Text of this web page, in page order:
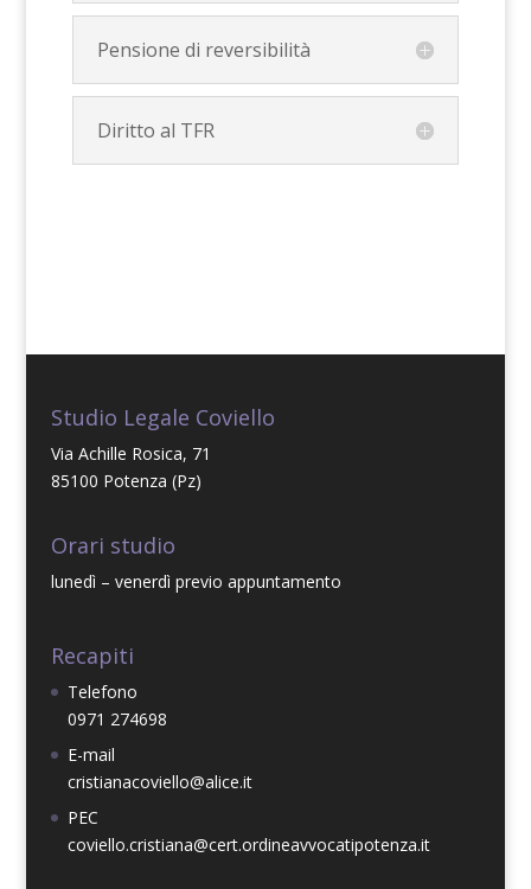
Pensione di reversibilità
Diritto al TFR
Studio Legale Coviello
Via Achille Rosica, 71
85100 Potenza (Pz)
Orari studio
lunedì – venerdì previo appuntamento
Recapiti
Telefono
0971 274698
E-mail
cristianacoviello@alice.it
PEC
coviello.cristiana@cert.ordineavvocatipotenza.it